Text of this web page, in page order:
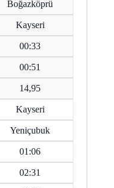
Boğazköprü
Kayseri
00:33
00:51
14,95
Kayseri
Yeniçubuk
01:06
02:31